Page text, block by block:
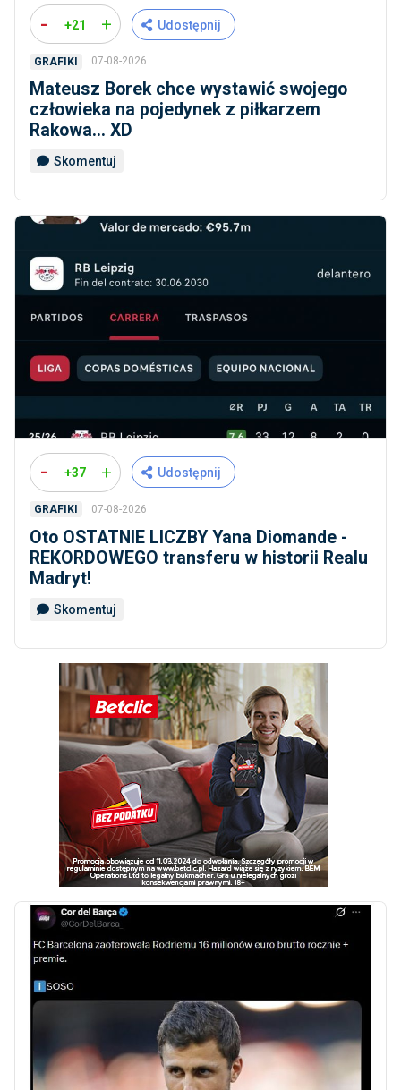
- +21 + Udostępnij
GRAFIKI 07-08-2026
Mateusz Borek chce wystawić swojego
człowieka na pojedynek z piłkarzem
Rakowa... XD
Skomentuj
- +37 + Udostępnij
GRAFIKI 07-08-2026
Oto OSTATNIE LICZBY Yana Diomande -
REKORDOWEGO transferu w historii Realu
Madryt!
Skomentuj